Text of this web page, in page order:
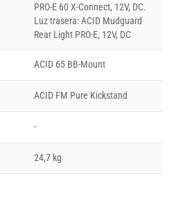
PRO-E 60 X-Connect, 12V, DC.
Luz trasera: ACID Mudguard
Rear Light PRO-E, 12V, DC
ACID 65 BB-Mount
ACID FM Pure Kickstand
-
24,7 kg